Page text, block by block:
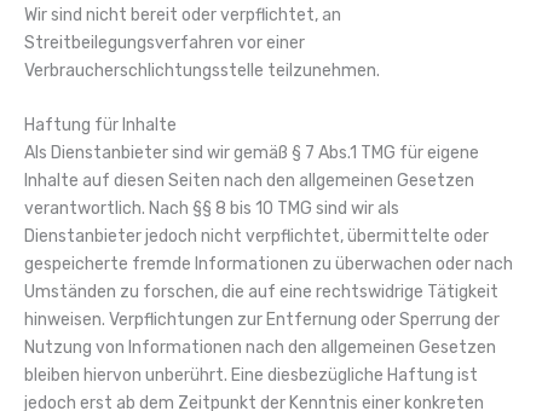
Wir sind nicht bereit oder verpflichtet, an
Streitbeilegungsverfahren vor einer
Verbraucherschlichtungsstelle teilzunehmen.
Haftung für Inhalte
Als Dienstanbieter sind wir gemäß § 7 Abs.1 TMG für eigene
Inhalte auf diesen Seiten nach den allgemeinen Gesetzen
verantwortlich. Nach §§ 8 bis 10 TMG sind wir als
Dienstanbieter jedoch nicht verpflichtet, übermittelte oder
gespeicherte fremde Informationen zu überwachen oder nach
Umständen zu forschen, die auf eine rechtswidrige Tätigkeit
hinweisen. Verpflichtungen zur Entfernung oder Sperrung der
Nutzung von Informationen nach den allgemeinen Gesetzen
bleiben hiervon unberührt. Eine diesbezügliche Haftung ist
jedoch erst ab dem Zeitpunkt der Kenntnis einer konkreten